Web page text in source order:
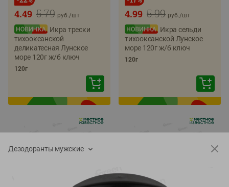
5.79
4.49 руб./шт
Икра трески
тихоокеанской
деликатесная Лунское
море 120г ж/б ключ
120г
5.99
4.99 руб./шт
Икра сельди
тихоокеанской Лунское
море 120г ж/б ключ
120г
Дезодоранты мужские